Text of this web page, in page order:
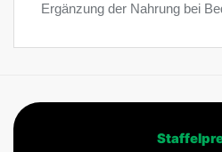
Ergänzung der Nahrung bei